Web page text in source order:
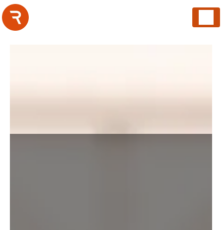
Panneau de gestion des cookies